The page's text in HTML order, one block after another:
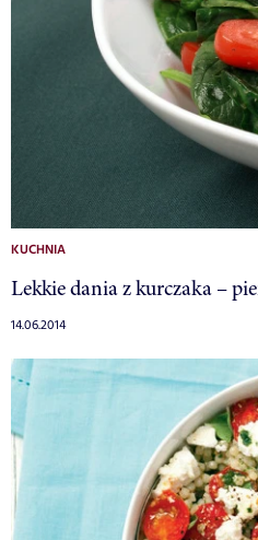
KUCHNIA
Lekkie dania z kurczaka –
14.06.2014